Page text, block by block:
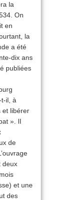
la
On
en
la
a été
dix ans
publiées
il, à
et libérer
». Il
de
deux
et une
des